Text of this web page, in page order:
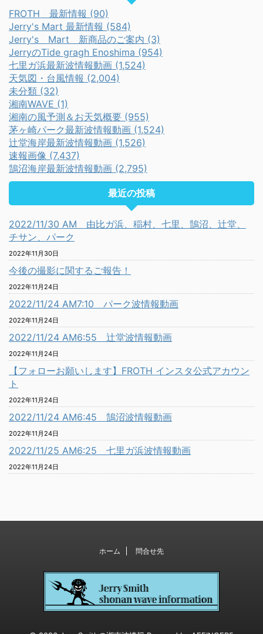
FROTH 最新情報 (90)
Jerry's Mart 最新情報 (584)
Jerry's Mart 新商品のご案内 (3)
JerryのTide gragh Enoshima (954)
七里ガ浜最新波情報動画 (1,524)
天気図・台風情報 (2,004)
未分類 (32)
湘南WAVE (1)
湘南の風予測＆お天気概要 (955)
茅ヶ崎パーク最新波情報動画 (1,524)
辻堂海岸最新波情報動画 (1,526)
速報画像 (7,437)
鵠沼海岸最新波情報動画 (2,795)
最近の投稿
2022/11/30 AM 由比ガ浜、稲村、七里、鵠沼、辻堂、
チサン、パーク
2022年11月30日
今後の撮影に関するご報告！
2022年11月24日
2022/11/24 AM7:10 パーク波情報動画
2022年11月24日
2022/11/24 AM6:55 辻堂波情報動画
2022年11月24日
【フォローお願いします】FROTH インスタ公式アカウン
ト
2022年11月24日
2022/11/24 AM6:45 鵠沼波情報動画
2022年11月24日
2022/11/25 AM6:25 七里ガ浜波情報動画
2022年11月24日
ホーム 問合せ先